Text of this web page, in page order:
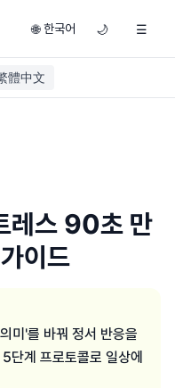
🌐 한국어 🌙 ☰
體中文
레스 90초 만
이드
미'를 바꿔 정서 반응을
계 프로토콜로 일상에